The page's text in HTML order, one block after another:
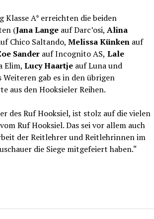
A* erreichten die beiden
(Jana Lange auf Darc’osi, Alina
Chico Saltando, Melissa Künkenauf
Sanderauf Incognito AS, Lale
Elim, Lucy Haartjeauf Luna und
Weiteren gab es in den übrigen
aus den Hooksieler Reihen.
des Ruf Hooksiel, ist stolz auf die vielen
Ruf Hooksiel. Das sei vor allem auch
der Reitlehrer und Reitlehrinnen im
die Siege mitgefeiert haben.“